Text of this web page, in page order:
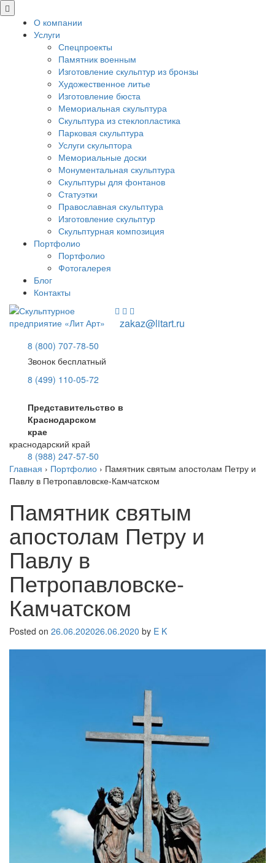
О компании
Услуги
Спецпроекты
Памятник военным
Изготовление скульптур из бронзы
Художественное литье
Изготовление бюста
Мемориальная скульптура
Скульптура из стеклопластика
Парковая скульптура
Услуги скульптора
Мемориальные доски
Монументальная скульптура
Скульптуры для фонтанов
Статуэтки
Православная скульптура
Изготовление скульптур
Скульптурная композиция
Портфолио
Портфолио
Фотогалерея
Блог
Контакты
zakaz@litart.ru
8 (800) 707-78-50
Звонок бесплатный
8 (499) 110-05-72
Представительство в
Краснодарском
крае
краснодарский край
8 (988) 247-57-50
Главная › Портфолио › Памятник святым апостолам Петру и
Павлу в Петропавловске-Камчатском
Памятник святым
апостолам Петру и
Павлу в
Петропавловске-
Камчатском
Posted on 26.06.202026.06.2020 by E K